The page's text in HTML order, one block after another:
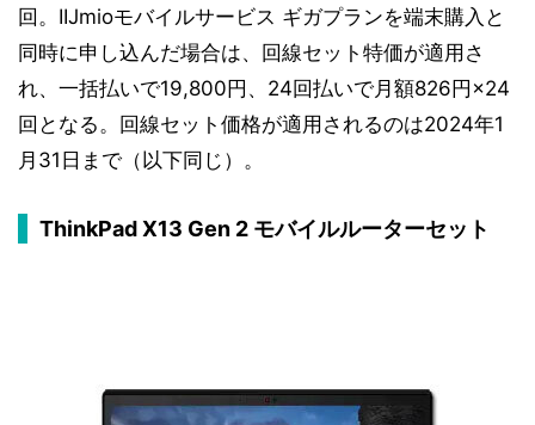
回。IIJmioモバイルサービス ギガプランを端末購入と
同時に申し込んだ場合は、回線セット特価が適用さ
れ、一括払いで19,800円、24回払いで月額826円×24
回となる。回線セット価格が適用されるのは2024年1
月31日まで（以下同じ）。
ThinkPad X13 Gen 2 モバイルルーターセット